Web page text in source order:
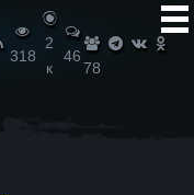
318
2
к
46
78